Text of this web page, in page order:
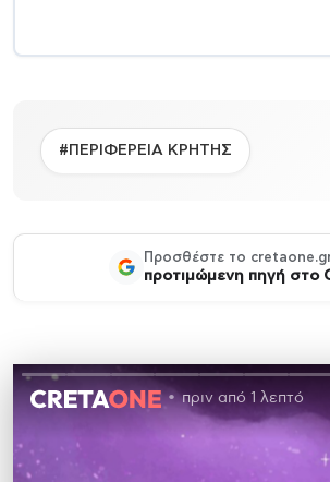
#ΠΕΡΙΦΕΡΕΙΑ ΚΡΗΤΗΣ
Προσθέστε το
προτιμώμενη πηγή στο
πριν από 1 λεπτό